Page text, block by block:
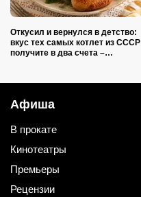
Откусил и вернулся в детство:
вкус тех самых котлет из СССР
получите в два счета –
Афиша
В прокате
Кинотеатры
Премьеры
Рецензии